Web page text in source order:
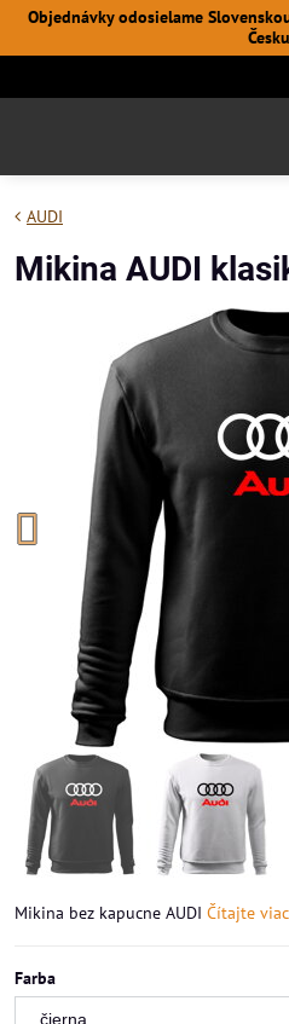
Objednávky odosielame
AUDI
Mikina AUDI
Mikina bez kapucne AUDI Čítajte viac
Farba